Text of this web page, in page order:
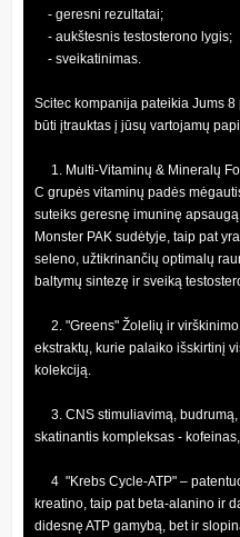
- geresni rezultatai;
- aukštesnis testosterono lygis;
- sveikatinimas.
Scitec kompanija pateikia Jums 8
būti įtrauktas į jūsų vartojamų
1. Multi-Vitaminų & Mineralų
C grupės vitaminų padės
suteiks geresnę imuninę
Monster PAK sudėtyje, taip pat
seleno, užtikrinančių optimalų
baltymų sintezę ir sveiką
2. "Greens" Žolelių ir
ekstraktų, kurie palaiko išskirtinį
kolekciją.
3. CNS stimuliavimą,
skatinantis kompleksas -
4 "Krebs Cycle-ATP" –
kreatino, taip pat beta-alanino ir
didesnę ATP gamybą, bet ir